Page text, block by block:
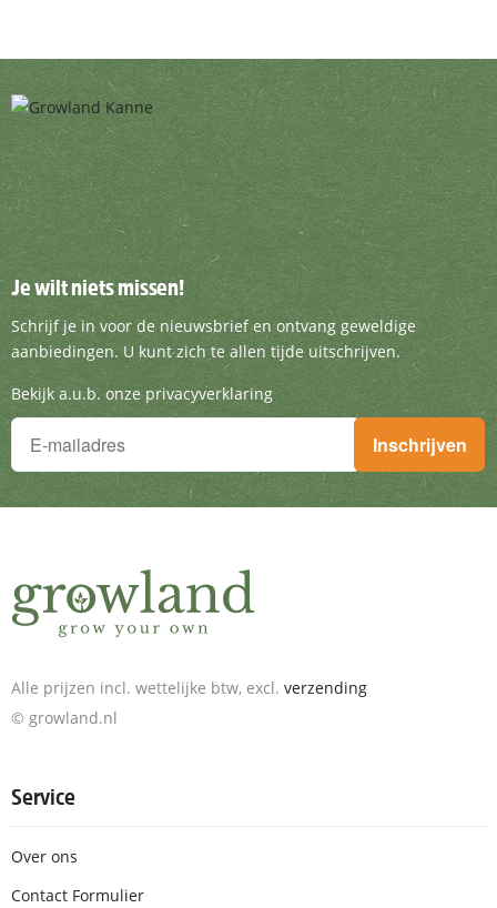
Je wilt niets missen!
Schrijf je in voor de nieuwsbrief en ontvang
Je wilt niets missen!
Schrijf je in voor de nieuwsbrief en ontvang geweldige
aanbiedingen. U kunt zich te allen tijde uitschrijven.
Bekijk a.u.b. onze privacyverklaring
Je wilt niets missen!
Schrijf je in voor de nieuwsbrief en ontvang geweldige
Inschrijven
Alle prijzen incl. wettelijke btw, excl. verzending
© growland.nl
Service
Over ons
Contact Formulier